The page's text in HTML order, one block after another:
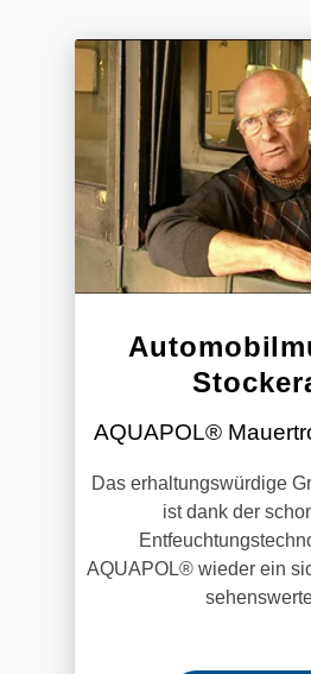
AQUAPOL®
Das erhaltungswürdige
ist dank der
AQUAPOL® wieder ein